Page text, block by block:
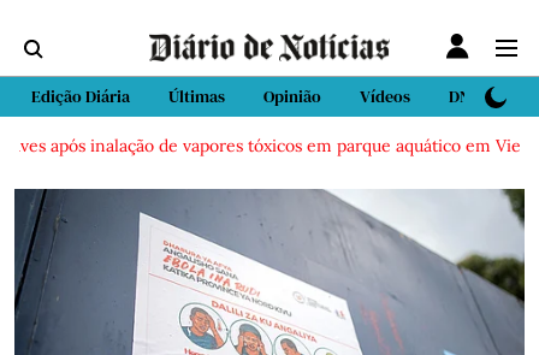
Edição Diária Últimas Opinião Vídeos DN Sport
após inalação de vapores tóxicos em parque aquático em Vieira de